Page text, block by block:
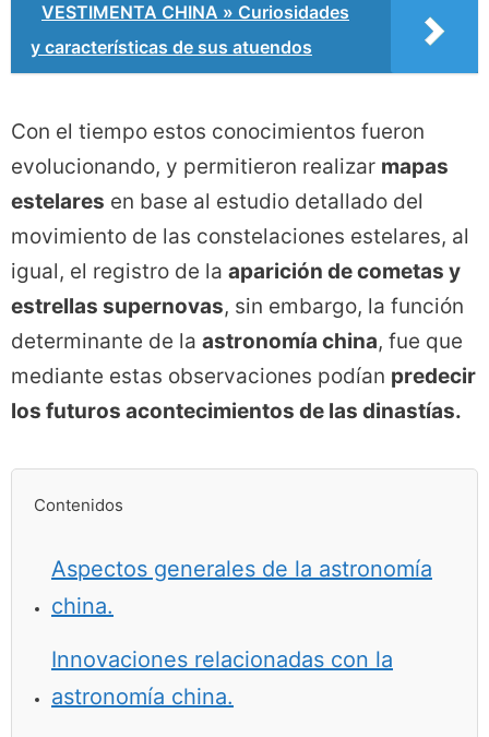
VESTIMENTA CHINA » Curiosidades
y características de sus atuendos
Con el tiempo estos conocimientos fueron
evolucionando, y permitieron realizar mapas
estelares en base al estudio detallado del
movimiento de las constelaciones estelares, al
igual, el registro de la aparición de cometas y
estrellas supernovas, sin embargo, la función
determinante de la astronomía china, fue que
mediante estas observaciones podían predecir
los futuros acontecimientos de las dinastías.
Contenidos
Aspectos generales de la astronomía
china.
Innovaciones relacionadas con la
astronomía china.